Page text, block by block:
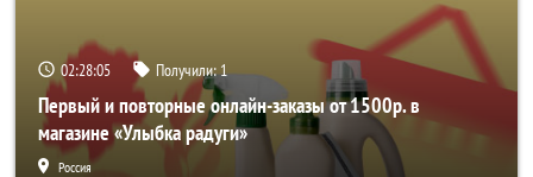
02:28:04 Получили:1
Первый и повторные онлайн-заказы от 1500р. в
магазине «Улыбка радуги»
Россия